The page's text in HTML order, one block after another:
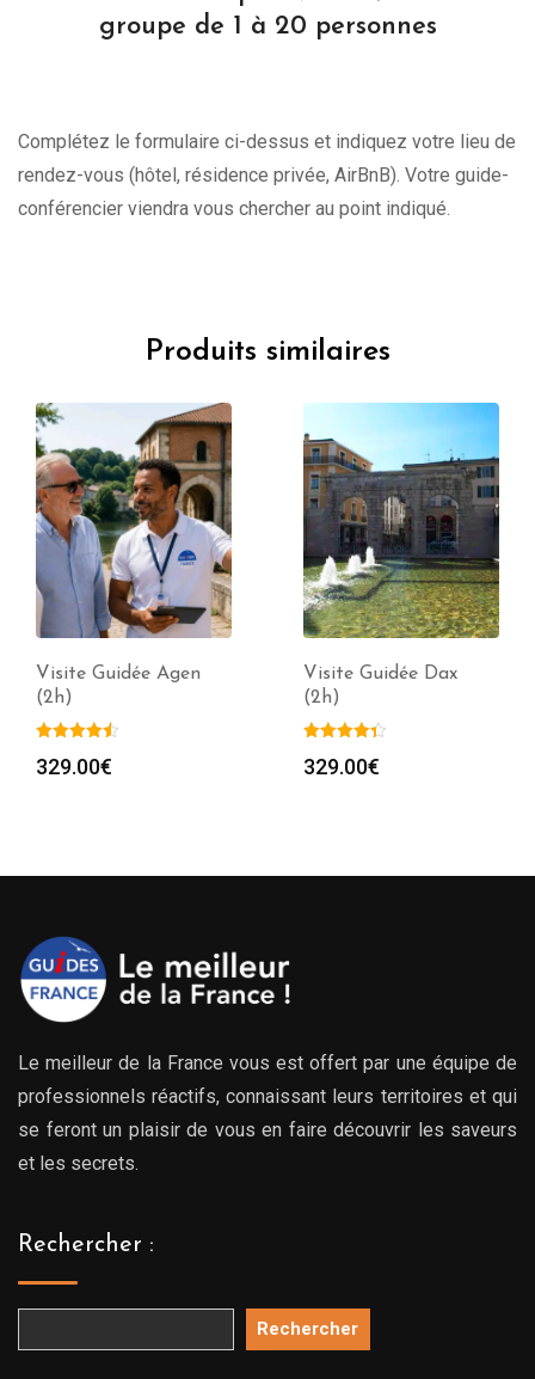
groupe de 1 à 20 personnes
Complétez le formulaire ci-dessus et indiquez votre lieu de
rendez-vous (hôtel, résidence privée, AirBnB). Votre guide-
conférencier viendra vous chercher au point indiqué.
Produits similaires
Visite Guidée Agen
(2h)
329.00€
Visite Guidée Dax
(2h)
329.00€
Le meilleur de la France vous est offert par une équipe de
professionnels réactifs, connaissant leurs territoires et qui
se feront un plaisir de vous en faire découvrir les saveurs
et les secrets.
Rechercher :
Rechercher